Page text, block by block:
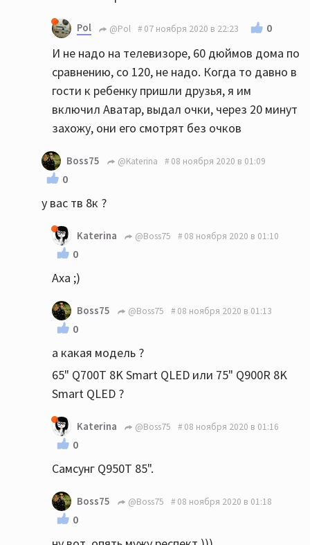
Pol @Pol 07 ноября 2020 в 22:23 0
И не надо на телевизоре, 60 дюймов дома по
сравнению, со 120, не надо. Когда то давно в
гости к ребенку пришли друзья, я им
включил Аватар, выдал очки, через 20 минут
захожу, они его смотрят без очков
Boss75 @Katerina 08 ноября 2020 в 01:09
0
у вас тв 8к ?
Katerina @Boss75 08 ноября 2020 в 01:10
0
Аха ;)
Boss75 @Boss75 08 ноября 2020 в 01:13
0
а какая модель ?
65" Q700T 8K Smart QLED или 75" Q900R 8K
Smart QLED ?
Katerina @Boss75 08 ноября 2020 в 01:16
0
Самсунг Q950T 85".
Boss75 @Boss75 08 ноября 2020 в 01:18
0